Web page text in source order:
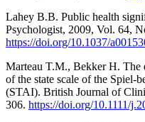
Lahey B.B. Public health
Psychologist, 2009, Vol. 64,
https://doi.org/10.1037/
Marteau T.M., Bekker H. The
of the state scale of the
(STAI). British Journal of
306. https://doi.org/10.1111/